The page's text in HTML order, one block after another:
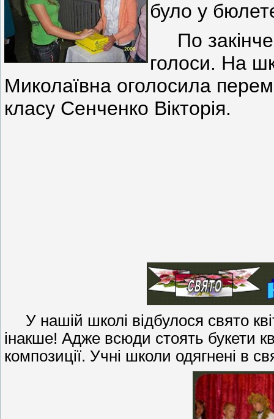
було у
По
голоси. На
Миколаївна оголосила
класу Сенченко Вікторія.
У нашій школі відбулося свято
інакше! Адже всюди стоять букети
композиції. Учні школи одягнені в